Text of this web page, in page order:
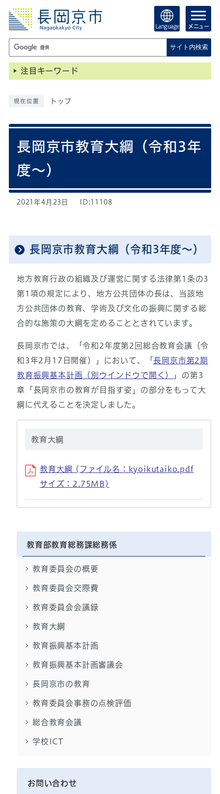
Language メニュー
サイト内検索
注目キーワード
現在位置 トップ
長岡京市教育大綱（令和3年
度～）
2021年4月23日 ID:11108
長岡京市教育大綱（令和3年度～）
地方教育行政の組織及び運営に関する法律第1条の3
第1項の規定により、地方公共団体の長は、当該地
方公共団体の教育、学術及び文化の振興に関する総
合的な施策の大綱を定めることとされています。
長岡京市では、「令和2年度第2回総合教育会議（令
和3年2月17日開催）」において、「長岡京市第2期
教育振興基本計画 （別ウインドウで開く）
」の第3
章「長岡京市の教育が目指す姿」の部分をもって大
綱に代えることを決定しました。
教育大綱
教育大綱 (ファイル名：kyoikutaiko.pdf
サイズ：2.75MB)
教育部教育総務課総務係
教育委員会の概要
教育委員会交際費
教育委員会会議録
教育大綱
教育振興基本計画
教育振興基本計画審議会
長岡京市の教育
教育委員会事務の点検評価
総合教育会議
学校ICT
お問い合わせ